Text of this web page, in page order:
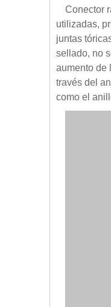
Conector
utilizadas,
juntas
sellado, no
aumento de
través del
como el